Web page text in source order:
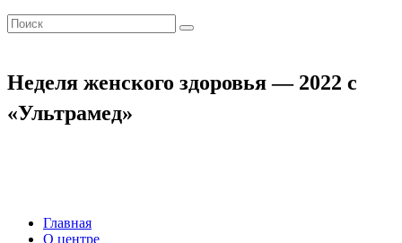
Неделя женского здоровья — 2022 с
«Ультрамед»
Главная
О центре